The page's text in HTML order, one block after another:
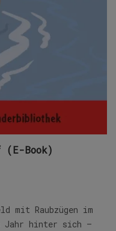
(E-Book)
mit Raubzügen im
Jahr hinter sich –